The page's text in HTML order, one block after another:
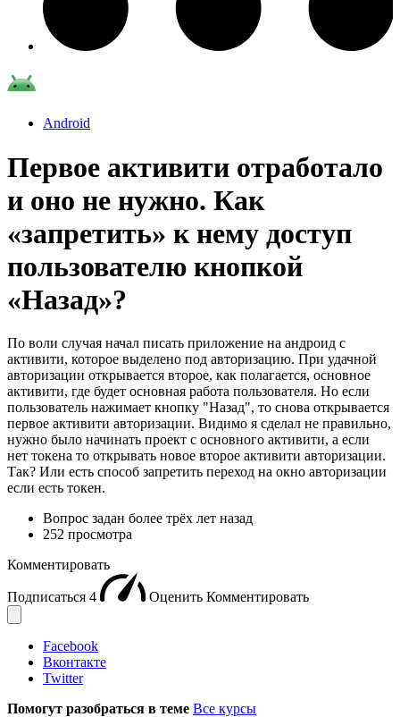
Android
Первое активити отработало
и оно не нужно. Как
«запретить» к нему доступ
пользователю кнопкой
«Назад»?
По воли случая начал писать приложение на андроид с
активити, которое выделено под авторизацию. При удачной
авторизации открывается второе, как полагается, основное
активити, где будет основная работа пользователя. Но если
пользователь нажимает кнопку "Назад", то снова открывается
первое активити авторизации. Видимо я сделал не правильно,
нужно было начинать проект с основного активити, а если
нет токена то открывать новое второе активити авторизации.
Так? Или есть способ запретить переход на окно авторизации
если есть токен.
Вопрос задан более трёх лет назад
252 просмотра
Комментировать
Подписаться 4 Оценить Комментировать
Facebook
Вконтакте
Twitter
Помогут разобраться в теме Все курсы